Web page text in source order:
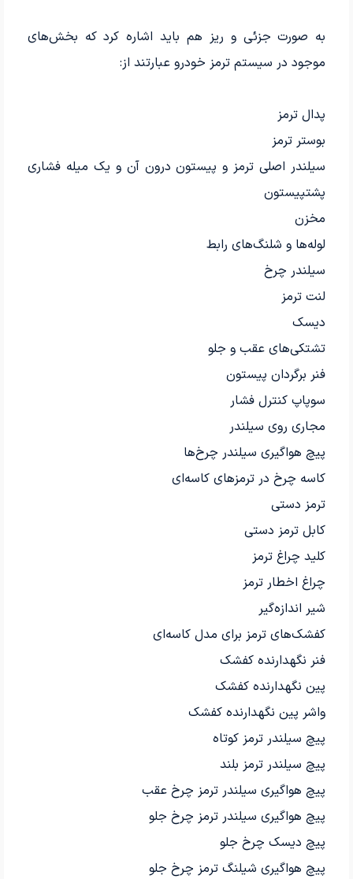
به صورت جزئی و ریز هم باید اشاره کرد که بخش‌های
موجود در سیستم ترمز خودرو عبارتند از:
پدال ترمز
بوستر ترمز
سیلندر اصلی ترمز و پیستون درون آن و یک میله فشاری
پشتپیستون
مخزن
لوله‌ها و شلنگ‌های رابط
سیلندر چرخ
لنت ترمز
دیسک
تشتکی‌های عقب و جلو
فنر برگردان پیستون
سوپاپ کنترل فشار
مجاری روی سیلندر
پیچ هواگیری سیلندر چرخ‌ها
کاسه چرخ در ترمزهای کاسه‌ای
ترمز دستی
کابل ترمز دستی
کلید چراغ ترمز
چراغ اخطار ترمز
شیر اندازه‌گیر
کفشک‌های ترمز برای مدل کاسه‌ای
فنر نگهدارنده کفشک
پین نگهدارنده کفشک
واشر پین نگهدارنده کفشک
پیچ سیلندر ترمز کوتاه
پیچ سیلندر ترمز بلند
پیچ هواگیری سیلندر ترمز چرخ عقب
پیچ هواگیری سیلندر ترمز چرخ جلو
پیچ دیسک چرخ جلو
پیچ هواگیری شیلنگ ترمز چرخ جلو